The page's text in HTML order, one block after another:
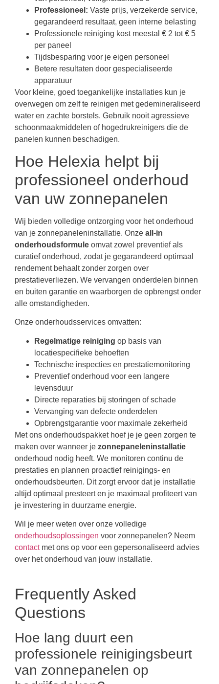
Professioneel: Vaste prijs, verzekerde service,
gegarandeerd resultaat, geen interne belasting
Professionele reiniging kost meestal € 2 tot € 5
per paneel
Tijdsbesparing voor je eigen personeel
Betere resultaten door gespecialiseerde
apparatuur
Voor kleine, goed toegankelijke installaties kun je
overwegen om zelf te reinigen met gedemineraliseerd
water en zachte borstels. Gebruik nooit agressieve
schoonmaakmiddelen of hogedrukreinigers die de
panelen kunnen beschadigen.
Hoe Helexia helpt bij
professioneel onderhoud
van uw zonnepanelen
Wij bieden volledige ontzorging voor het onderhoud
van je zonnepaneleninstallatie. Onze all-in
onderhoudsformule omvat zowel preventief als
curatief onderhoud, zodat je gegarandeerd optimaal
rendement behaalt zonder zorgen over
prestatieverliezen. We vervangen onderdelen binnen
en buiten garantie en waarborgen de opbrengst onder
alle omstandigheden.
Onze onderhoudsservices omvatten:
Regelmatige reiniging op basis van
locatiespecifieke behoeften
Technische inspecties en prestatiemonitoring
Preventief onderhoud voor een langere
levensduur
Directe reparaties bij storingen of schade
Vervanging van defecte onderdelen
Opbrengstgarantie voor maximale zekerheid
Met ons onderhoudspakket hoef je je geen zorgen te
maken over wanneer je zonnepaneleninstallatie
onderhoud nodig heeft. We monitoren continu de
prestaties en plannen proactief reinigings- en
onderhoudsbeurten. Dit zorgt ervoor dat je installatie
altijd optimaal presteert en je maximaal profiteert van
je investering in duurzame energie.
Wil je meer weten over onze volledige
onderhoudsoplossingen voor zonnepanelen? Neem
contactmet ons op voor een gepersonaliseerd advies
over het onderhoud van jouw installatie.
Frequently Asked
Questions
Hoe lang duurt een
professionele reinigingsbeurt
van zonnepanelen op